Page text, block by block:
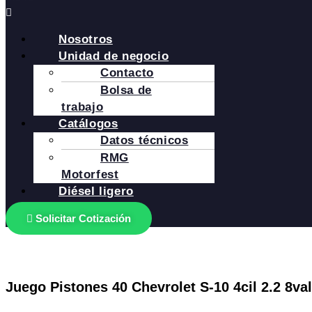
Nosotros
Unidad de negocio
Contacto
Bolsa de
trabajo
Catálogos
Datos técnicos
RMG
Motorfest
Diésel ligero
Solicitar Cotización
Juego Pistones 40 Chevrolet S-10 4cil 2.2